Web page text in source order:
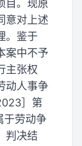
目。现原
意对上述
。鉴于
案中不予
主张权
动人事争
］第
于劳动争
判决结